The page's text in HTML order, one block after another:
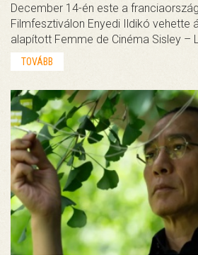
December 14-én este a
Filmfesztiválon Enyedi Ildikó vehette
alapított Femme de Cinéma Sisley –
TOVÁBB